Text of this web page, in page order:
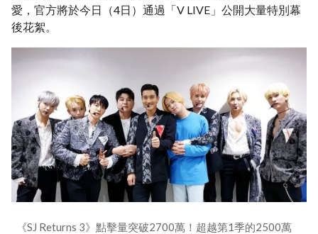
愛，官方將於今日（4日）通過「V LIVE」公開大量特別幕
後花絮。
《SJ Returns 3》點擊量突破2700萬！超越第1季的2500萬